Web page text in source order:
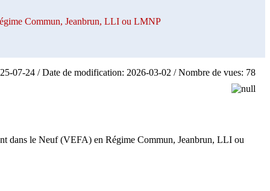
Commun, Jeanbrun, LLI ou LMNP
07-24 / Date de modification: 2026-03-02 / Nombre de vues: 78
dans le Neuf (VEFA) en Régime Commun, Jeanbrun, LLI ou